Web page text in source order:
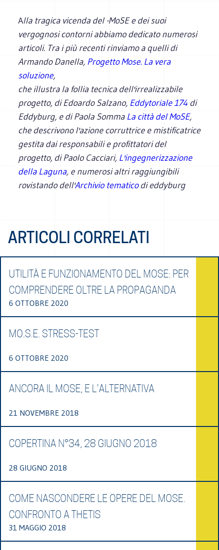
Alla tragica vicenda del -MoSE e dei suoi
vergognosi contorni abbiamo dedicato numerosi
articoli. Tra i più recenti rinviamo a quelli di
Armando Danella, Progetto Mose. La vera
soluzione,
che illustra la follia tecnica dell'irrealizzabile
progetto, di Edoardo Salzano, Eddytoriale 174 di
Eddyburg, e di Paola SommaLa città del MoSE,
che descrivono l'azione corruttrice e mistificatrice
gestita dai responsabili e profittatori del
progetto, di Paolo Cacciari, L'ingegnerizzazione
della Laguna, e numerosi altri raggiungibili
rovistando dell'Archivio tematicodi eddyburg
ARTICOLI CORRELATI
UTILITÀ E FUNZIONAMENTO DEL MOSE: PER
COMPRENDERE OLTRE LA PROPAGANDA
6 OTTOBRE 2020
MO.S.E. STRESS-TEST
6 OTTOBRE 2020
ANCORA IL MOSE, E L’ALTERNATIVA
21 NOVEMBRE 2018
COPERTINA N°34, 28 GIUGNO 2018
28 GIUGNO 2018
COME NASCONDERE LE OPERE DEL MOSE.
CONFRONTO A THETIS
31 MAGGIO 2018